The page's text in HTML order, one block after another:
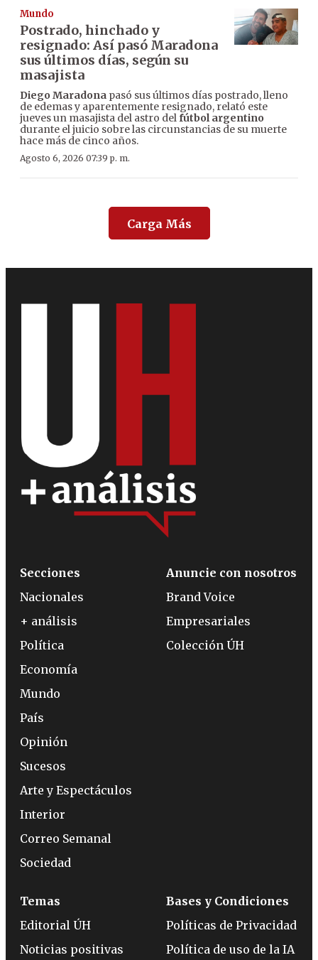
Mundo
Postrado, hinchado y
resignado: Así pasó Maradona
sus últimos días, según su
masajista
Diego Maradona pasó sus últimos días postrado, lleno
de edemas y aparentemente resignado, relató este
jueves un masajista del astro delfútbol argentino
durante el juicio sobre las circunstancias de su muerte
hace más de cinco años.
Agosto 6, 2026 07:39 p. m.
Carga Más
Secciones
Nacionales
+ análisis
Política
Economía
Mundo
País
Opinión
Sucesos
Arte y Espectáculos
Interior
Correo Semanal
Sociedad
Anuncie con nosotros
Brand Voice
Empresariales
Colección ÚH
Temas
Editorial ÚH
Noticias positivas
Bases y Condiciones
Políticas de Privacidad
Política de uso de la IA